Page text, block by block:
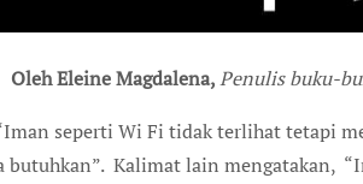
Oleh Eleine Magdalena,Penulis buku-
seperti Wi Fi tidak terlihat tetapi
butuhkan”. Kalimat lain mengatakan,